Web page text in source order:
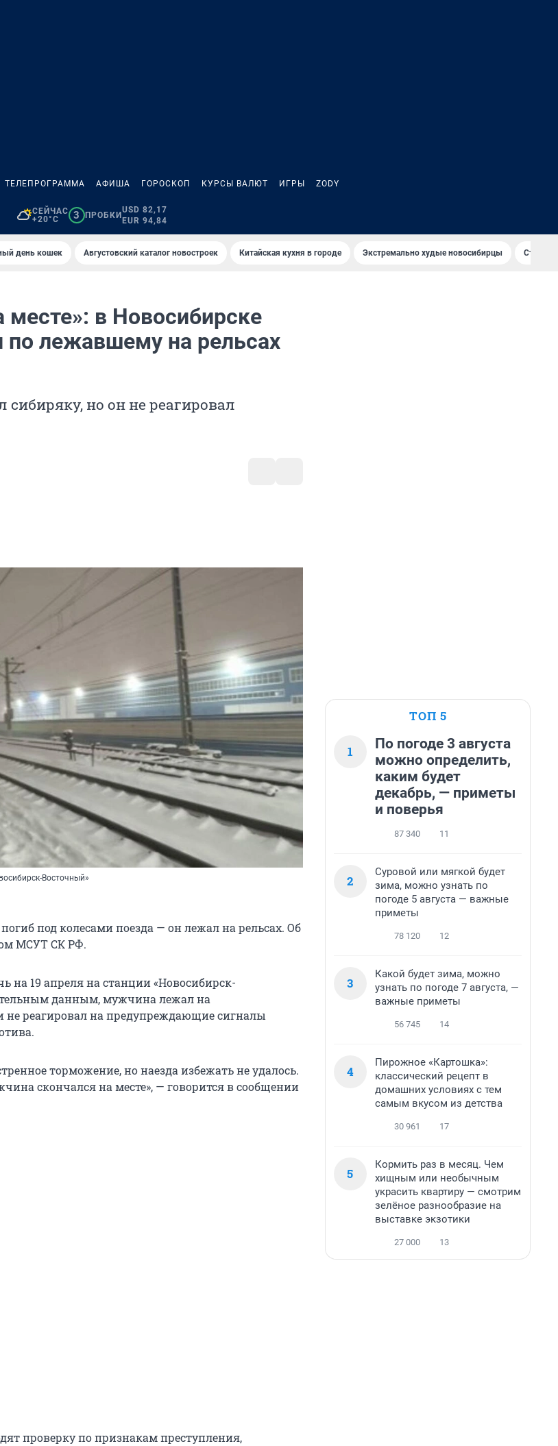
ТЕЛЕПРОГРАММА АФИША ГОРОСКОП КУРСЫ ВАЛЮТ ИГРЫ ZODY
СЕЙЧАС
+20°C
3 ПРОБКИ
USD 82,17
EUR 94,84
день кошек Августовский каталог новостроек Китайская кухня в городе Экстремально худые новосибирцы Старт
месте»: в Новосибирске
по лежавшему на рельсах
но он не реагировал
Восточный»
под колесами поезда — он лежал на рельсах. Об
МСУТ СК РФ.
на 19 апреля на станции «Новосибирск-
данным, мужчина лежал на
не реагировал на предупреждающие сигналы
торможение, но наезда избежать не удалось.
скончался на месте», — говорится в сообщении
проверку по признакам преступления,
ТОП 5
1
По погоде 3 августа
можно определить,
каким будет
декабрь, — приметы
и поверья
87 340 11
2
Суровой или мягкой будет
зима, можно узнать по
погоде 5 августа — важные
приметы
78 120 12
3
Какой будет зима, можно
узнать по погоде 7 августа, —
важные приметы
56 745 14
4
Пирожное «Картошка»:
классический рецепт в
домашних условиях с тем
самым вкусом из детства
30 961 17
5
Кормить раз в месяц. Чем
хищным или необычным
украсить квартиру — смотрим
зелёное разнообразие на
выставке экзотики
27 000 13